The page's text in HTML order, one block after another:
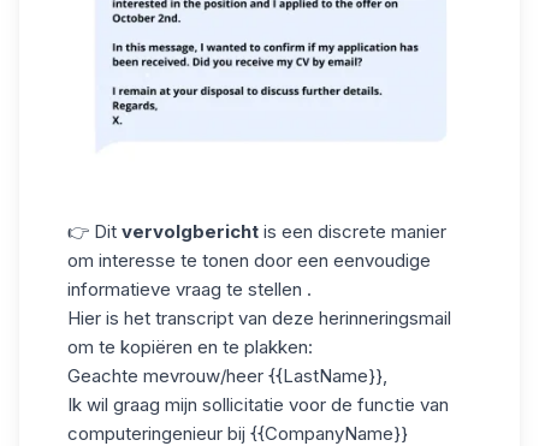
👉 Dit vervolgbericht is een discrete manier
om interesse te tonen door een eenvoudige
informatieve vraag te stellen .
Hier is het transcript van deze herinneringsmail
om te kopiëren en te plakken:
Geachte mevrouw/heer {{LastName}},
Ik wil graag mijn sollicitatie voor de functie van
computeringenieur bij {{CompanyName}}